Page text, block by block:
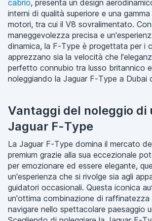
cabrio, presenta un design
interni di qualità superiore e una
motori, tra cui il V8 sovralimentato.
maneggevolezza precisa e
dinamica, la F-Type è progettata per i
apprezzano sia la velocità che
perfetto connubio tra lusso britannico
noleggiando la Jaguar F-Type a Dubai
Vantaggi del noleggio di
Jaguar F-Type
La Jaguar F-Type domina il mercato
premium grazie alla sua eccezionale
per emozionare ed essere elegante,
un'esperienza che si rivolge sia agli
guidatori occasionali. Questa iconica
un'ottima combinazione di
navigare nello spettacolare paesaggio